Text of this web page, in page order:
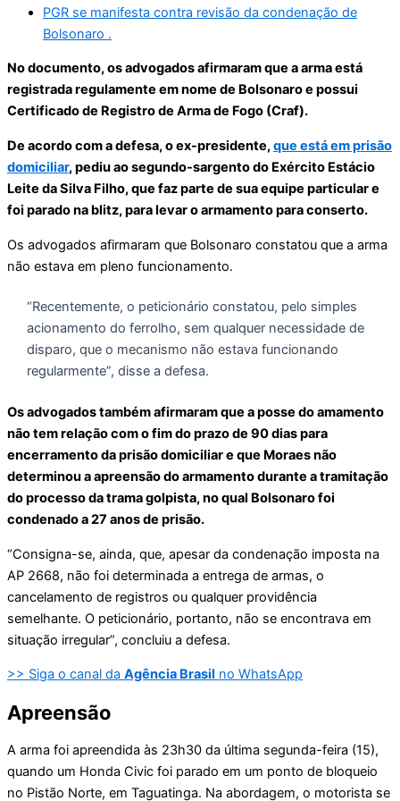
PGR se manifesta contra revisão da condenação de
Bolsonaro .
No documento, os advogados afirmaram que a arma está
registrada regulamente em nome de Bolsonaro e possui
Certificado de Registro de Arma de Fogo (Craf).
De acordo com a defesa, o ex-presidente,que está em prisão
domiciliar, pediu ao segundo-sargento do Exército Estácio
Leite da Silva Filho, que faz parte de sua equipe particular e
foi parado na blitz, para levar o armamento para conserto.
Os advogados afirmaram que Bolsonaro constatou que a arma
não estava em pleno funcionamento.
“Recentemente, o peticionário constatou, pelo simples
acionamento do ferrolho, sem qualquer necessidade de
disparo, que o mecanismo não estava funcionando
regularmente”, disse a defesa.
Os advogados também afirmaram que a posse do amamento
não tem relação com o fim do prazo de 90 dias para
encerramento da prisão domiciliar e que Moraes não
determinou a apreensão do armamento durante a tramitação
do processo da trama golpista, no qual Bolsonaro foi
condenado a 27 anos de prisão.
“Consigna-se, ainda, que, apesar da condenação imposta na
AP 2668, não foi determinada a entrega de armas, o
cancelamento de registros ou qualquer providência
semelhante. O peticionário, portanto, não se encontrava em
situação irregular”, concluiu a defesa.
>> Siga o canal da Agência Brasil no WhatsApp
Apreensão
A arma foi apreendida às 23h30 da última segunda-feira (15),
quando um Honda Civic foi parado em um ponto de bloqueio
no Pistão Norte, em Taguatinga. Na abordagem, o motorista se